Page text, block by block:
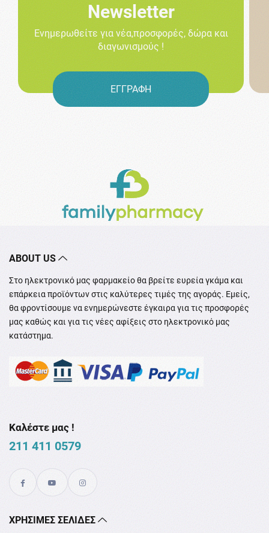
Newsletter
Ενημερωθείτε για νέα,προσφορές, δώρα και
διαγωνισμούς !
ΕΓΓΡΑΦΗ
ABOUT US
Στο ηλεκτρονικό μας φαρμακείο θα βρείτε ευρεία γκάμα και
επάρκεια προϊόντων στις καλύτερες τιμές της αγοράς. Εμείς,
θα φροντίσουμε να ενημερώνεστε έγκαιρα για τις προσφορές
μας καθώς και για τις νέες αφίξεις στο ηλεκτρονικό μας
κατάστημα.
Καλέστε μας !
211 411 0579
XΡΉΣΙΜΕΣ ΣΕΛΊΔΕΣ